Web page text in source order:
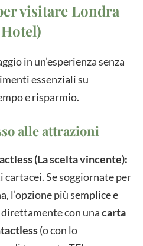
visitare Londra
in un’esperienza senza
essenziali su
e risparmio.
alle attrazioni
(La scelta vincente):
Se soggiornate per
l’opzione più semplice e
con unacarta
(o con lo